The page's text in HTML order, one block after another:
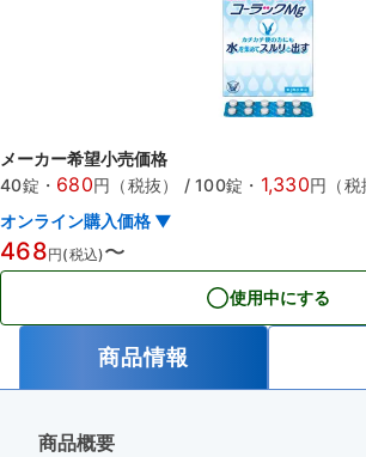
メーカー希望小売価格
40錠 ・ 680円（税抜） /100錠 ・ 1,330円（税
オンライン購入価格 ▼
468円(税込)〜
使用中にする
商品情報
商品概要